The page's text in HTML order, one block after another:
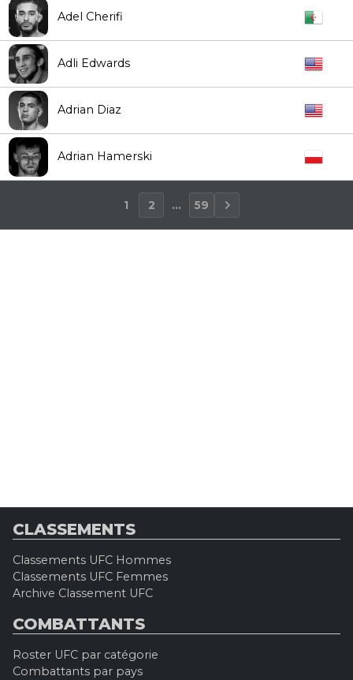
Adel Cherifi
Adli Edwards
Adrian Diaz
Adrian Hamerski
1 2 ... 59
CLASSEMENTS
Classements UFC Hommes
Classements UFC Femmes
Archive Classement UFC
COMBATTANTS
Roster UFC par catégorie
Combattants par pays